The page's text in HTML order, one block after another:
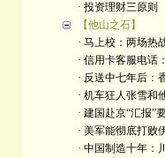
· 投资理财三原则
【他山之石】
· 马上校：两场热
· 信用卡客服电话
· 反送中七年后：
· 机车狂人张雪和
· 建国赴京“汇报”
· 美军能彻底打败
· 中国制造十年：